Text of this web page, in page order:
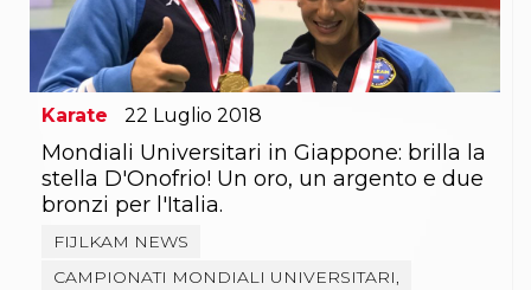
Karate 22 Luglio 2018
Mondiali Universitari in Giappone: brilla la
stella D'Onofrio! Un oro, un argento e due
bronzi per l'Italia.
FIJLKAM NEWS
CAMPIONATI MONDIALI UNIVERSITARI,